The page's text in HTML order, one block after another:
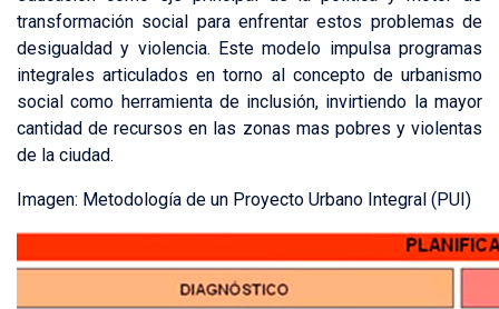
transformación social para enfrentar estos problemas de
desigualdad y violencia. Este modelo impulsa programas
integrales articulados en torno al concepto de urbanismo
social como herramienta de inclusión, invirtiendo la mayor
cantidad de recursos en las zonas mas pobres y violentas
de la ciudad.
Imagen: Metodología de un Proyecto Urbano Integral (PUI)